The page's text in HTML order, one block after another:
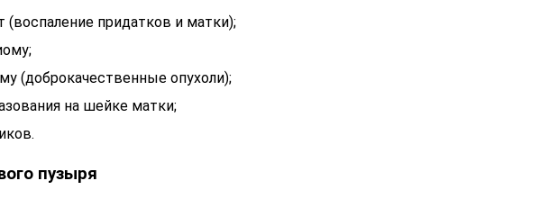
(воспаление придатков и матки);
(доброкачественные опухоли);
на шейке матки;
пузыря